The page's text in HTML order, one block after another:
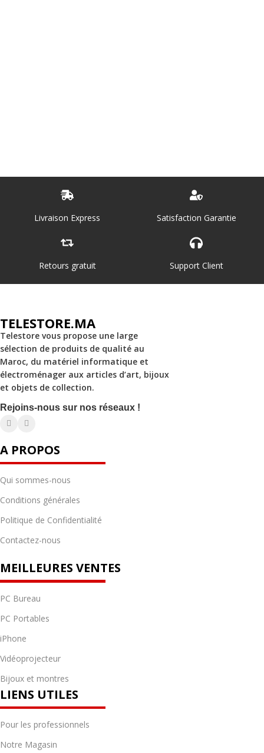
Livraison Express Satisfaction Garantie
Retours gratuit Support Client
TELESTORE.MA
Telestore vous propose une large
sélection de produits de qualité au
Maroc, du matériel informatique et
électroménager aux articles d’art, bijoux
et objets de collection.
Rejoins-nous sur nos réseaux !
A PROPOS
Qui sommes-nous
Conditions générales
Politique de Confidentialité
Contactez-nous
MEILLEURES VENTES
PC Bureau
PC Portables
iPhone
Vidéoprojecteur
Bijoux et montres
LIENS UTILES
Pour les professionnels
Notre Magasin